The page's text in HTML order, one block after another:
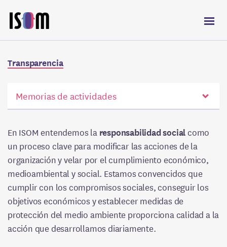
Sobre ISOM
Iniciativas
Empresas
ISOM Lab
Trabaja con nosotros
Transparencia
Memorias de actividades
Ética
Equipo humano
Calidad
Trabajo en red
Transparencia
En ISOM entendemos la responsabilidad socialcomo
un proceso clave para modificar las acciones de la
organización y velar por el cumplimiento económico,
medioambiental y social. Estamos convencidos que
cumplir con los compromisos sociales, conseguir los
objetivos económicos y establecer medidas de
protección del medio ambiente proporciona calidad a la
acción que desarrollamos diariamente.